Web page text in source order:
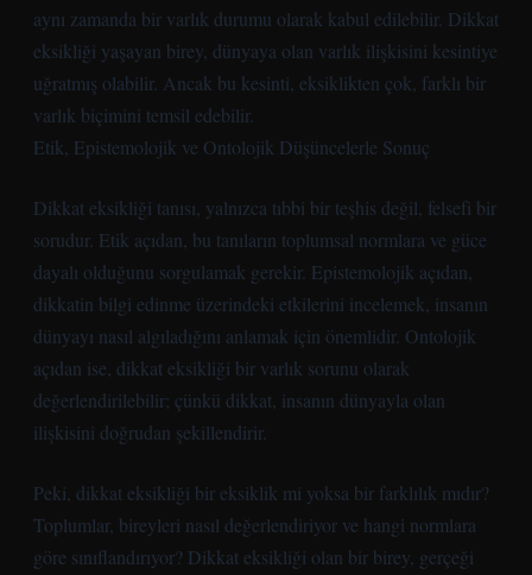
aynı zamanda bir varlık durumu olarak kabul edilebilir. Dikkat
eksikliği yaşayan birey, dünyaya olan varlık ilişkisini kesintiye
uğratmış olabilir. Ancak bu kesinti, eksiklikten çok, farklı bir
varlık biçimini temsil edebilir.
Etik, Epistemolojik ve Ontolojik Düşüncelerle Sonuç
Dikkat eksikliği tanısı, yalnızca tıbbi bir teşhis değil, felsefi bir
sorudur. Etik açıdan, bu tanıların toplumsal normlara ve güce
dayalı olduğunu sorgulamak gerekir. Epistemolojik açıdan,
dikkatin bilgi edinme üzerindeki etkilerini incelemek, insanın
dünyayı nasıl algıladığını anlamak için önemlidir. Ontolojik
açıdan ise, dikkat eksikliği bir varlık sorunu olarak
değerlendirilebilir; çünkü dikkat, insanın dünyayla olan
ilişkisini doğrudan şekillendirir.
Peki, dikkat eksikliği bir eksiklik mi yoksa bir farklılık mıdır?
Toplumlar, bireyleri nasıl değerlendiriyor ve hangi normlara
göre sınıflandırıyor? Dikkat eksikliği olan bir birey, gerçeği